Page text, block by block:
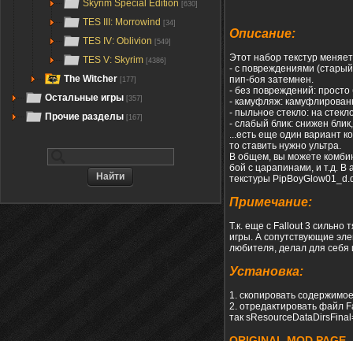
Skyrim Special Edition [630]
TES III: Morrowind [34]
TES IV: Oblivion [549]
TES V: Skyrim [4386]
The Witcher [177]
Остальные игры [357]
Прочие разделы [167]
Описание:
Этот набор текстур
- с повреждениями
пип-боя затемнен.
- без повреждений:
- камуфляж:
- пыльное стекло: на
- слабый блик: снижен
...есть еще один вариант
то ставить нужно ультра.
В общем, вы можете
бой с царапинами, и т.д. В
текстуры
Примечание:
Т.к. еще с Fallout 3 сильно
игры. А сопутствующие
любителя, делал для себя
Установка:
1. скопировать
2. отредактировать файл
так